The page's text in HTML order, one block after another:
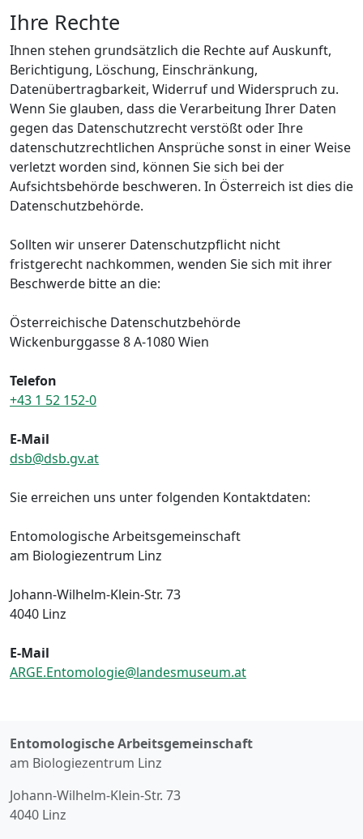
Ihre Rechte
Ihnen stehen grundsätzlich die Rechte auf Auskunft,
Berichtigung, Löschung, Einschränkung,
Datenübertragbarkeit, Widerruf und Widerspruch zu.
Wenn Sie glauben, dass die Verarbeitung Ihrer Daten
gegen das Datenschutzrecht verstößt oder Ihre
datenschutzrechtlichen Ansprüche sonst in einer Weise
verletzt worden sind, können Sie sich bei der
Aufsichtsbehörde beschweren. In Österreich ist dies die
Datenschutzbehörde.
Sollten wir unserer Datenschutzpflicht nicht
fristgerecht nachkommen, wenden Sie sich mit ihrer
Beschwerde bitte an die:
Österreichische Datenschutzbehörde
Wickenburggasse 8 A-1080 Wien
Telefon
+43 1 52 152-0
E-Mail
dsb@dsb.gv.at
Sie erreichen uns unter folgenden Kontaktdaten:
Entomologische Arbeitsgemeinschaft
am Biologiezentrum Linz
Johann-Wilhelm-Klein-Str. 73
4040 Linz
E-Mail
ARGE.Entomologie@landesmuseum.at
Entomologische Arbeitsgemeinschaft
am Biologiezentrum Linz
Johann-Wilhelm-Klein-Str. 73
4040 Linz